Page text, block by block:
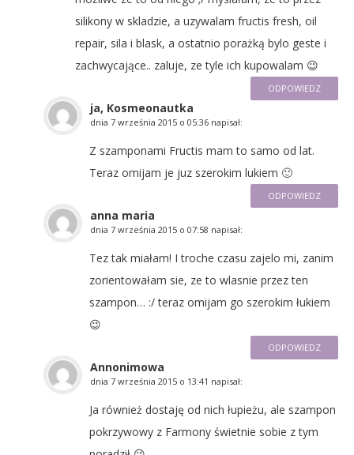
silikony w skladzie, a uzywalam fructis fresh, oil
repair, sila i blask, a ostatnio porażką bylo geste i
zachwycające.. zaluje, ze tyle ich kupowalam 😉
ODPOWIEDZ
ja, Kosmeonautka
dnia 7 września 2015 o 05:36 napisał:
Z szamponami Fructis mam to samo od lat.
Teraz omijam je juz szerokim lukiem 🙂
ODPOWIEDZ
anna maria
dnia 7 września 2015 o 07:58 napisał:
Tez tak miałam! I troche czasu zajelo mi, zanim
zorientowałam sie, ze to wlasnie przez ten
szampon… :/ teraz omijam go szerokim łukiem
😉
ODPOWIEDZ
Annonimowa
dnia 7 września 2015 o 13:41 napisał:
Ja również dostaję od nich łupieżu, ale szampon
pokrzywowy z Farmony świetnie sobie z tym